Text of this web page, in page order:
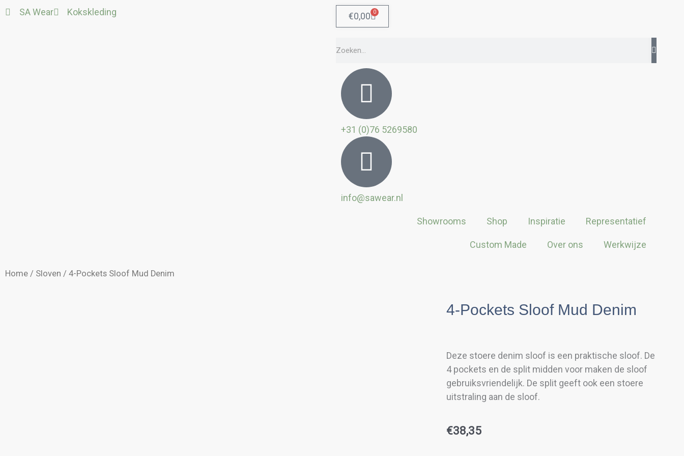
Ga
SA Wear Kokskleding €0,00 0
Winkelwagen
+31 (0)76 5269580
info@sawear.nl
Showrooms Shop Inspiratie Representatief
Custom Made Over ons Werkwijze
Home / Sloven / 4-Pockets Sloof Mud Denim
4-Pockets Sloof Mud Denim
Deze stoere denim sloof is een praktische sloof. De
4 pockets en de split midden voor maken de sloof
gebruiksvriendelijk. De split geeft ook een stoere
uitstraling aan de sloof.
€38,35